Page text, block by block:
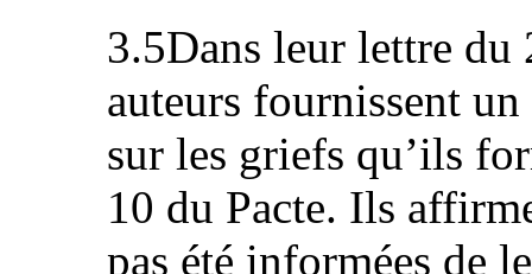
3.5Dans leur lettre du
auteurs fournissent
sur les griefs qu’ils
10 du Pacte. Ils
pas été informées de